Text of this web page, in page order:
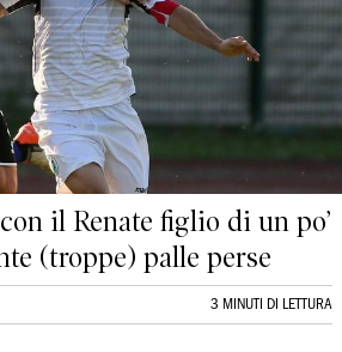
il Renate figlio di un po’
(troppe) palle perse
3 MINUTI DI LETTURA